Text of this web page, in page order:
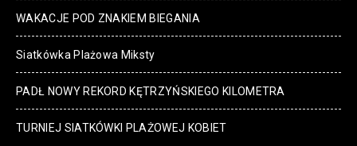
WAKACJE POD ZNAKIEM BIEGANIA
Siatkówka Plażowa Miksty
PADŁ NOWY REKORD KĘTRZYŃSKIEGO KILOMETRA
TURNIEJ SIATKÓWKI PLAŻOWEJ KOBIET